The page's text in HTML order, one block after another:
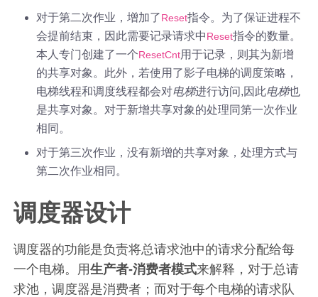
对于第二次作业，增加了Reset指令。为了保证进程不
会提前结束，因此需要记录请求中Reset指令的数量。
本人专门创建了一个ResetCnt用于记录，则其为新增
的共享对象。此外，若使用了影子电梯的调度策略，
电梯线程和调度线程都会对电梯进行访问,因此电梯也
是共享对象。对于新增共享对象的处理同第一次作业
相同。
对于第三次作业，没有新增的共享对象，处理方式与
第二次作业相同。
调度器设计
调度器的功能是负责将总请求池中的请求分配给每
一个电梯。用生产者-消费者模式来解释，对于总请
求池，调度器是消费者；而对于每个电梯的请求队